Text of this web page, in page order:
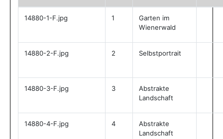
14880-1-F.jpg 1
Garten im
Wienerwald
14880-2-F.jpg 2 Selbstportrait
14880-3-F.jpg 3
Abstrakte
Landschaft
14880-4-F.jpg 4
Abstrakte
Landschaft